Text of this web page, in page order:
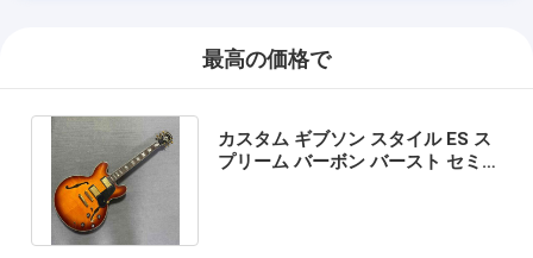
最高の価格で
カスタム ギブソン スタイル ES ス
プリーム バーボン バースト セミホ